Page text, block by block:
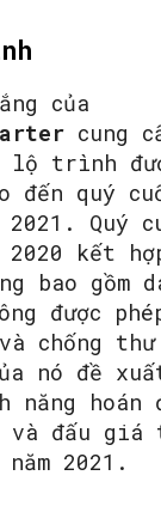
của
cung
trình
đến quý
2021. Quý
2020 kết
bao gồm
được
chống
nó đề
năng
và đấu giá
2021.